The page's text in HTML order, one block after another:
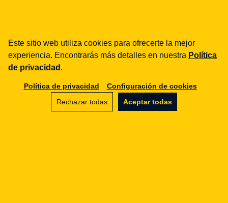
Este sitio web utiliza cookies para ofrecerte la mejor
experiencia. Encontrarás más detalles en nuestra Política
de privacidad .
Política de privacidad
Configuración de cookies
Rechazar todas
Aceptar todas